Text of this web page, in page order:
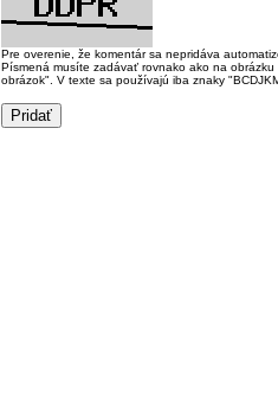
Pre overenie, že komentár sa nepridáva
Písmená musíte zadávať rovnako ako na
obrázok". V texte sa používajú iba znaky